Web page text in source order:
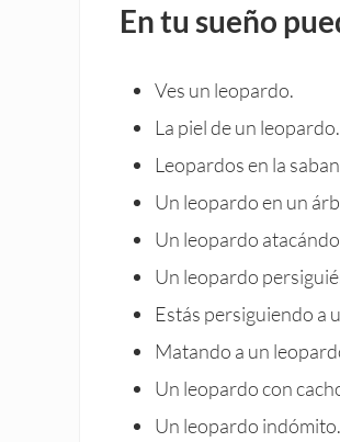
En tu sueño
Ves un leopardo.
La piel de un leopardo.
Leopardos en la
Un leopardo en un
Un leopardo
Un leopardo
Estás persiguiendo a
Matando a un
Un leopardo con
Un leopardo indómito.